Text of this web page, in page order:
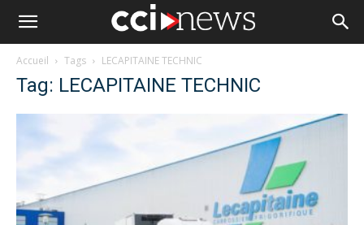
Accueil Tags LECAPITAINE TECHNIC
Tag: LECAPITAINE TECHNIC